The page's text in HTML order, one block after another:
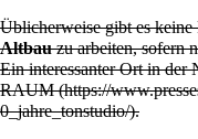
Üblicherweise gibt es
Altbauzu arbeiten, sofern
Ein interessanter Ort in der
RAUM
.